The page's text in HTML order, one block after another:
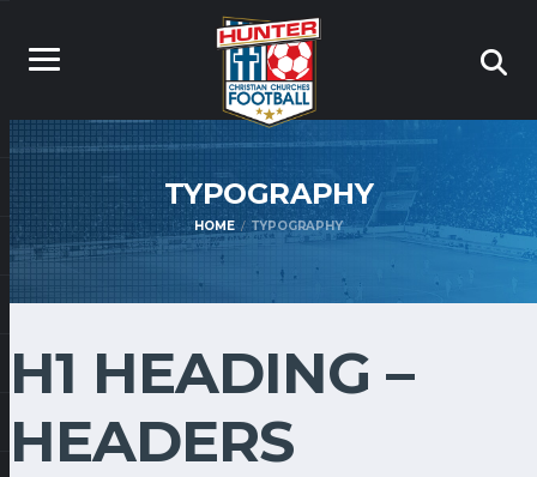
TYPOGRAPHY
HOME TYPOGRAPHY
H1 HEADING –
HEADERS